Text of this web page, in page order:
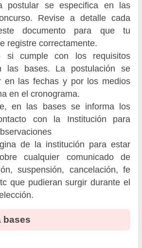
postular se especifica en las
Revise a detalle cada
documento para que tu
registre correctamente.
si cumple con los requisitos
las bases. La postulación se
en las fechas y por los medios
en el cronograma.
en las bases se informa los
con la Institución para
de la institución para estar
cualquier comunicado de
suspensión, cancelación, fe
que pudieran surgir durante el
bases